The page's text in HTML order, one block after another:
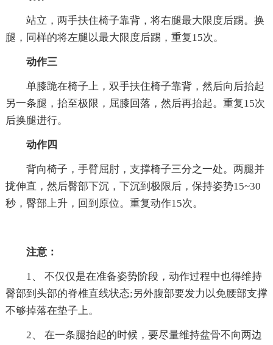
站立，两手扶住椅子靠背，将右腿最大限度后踢。换
腿，同样的将左腿以最大限度后踢，重复15次。
动作三
单膝跪在椅子上，双手扶住椅子靠背，然后向后抬起
另一条腿，抬至极限，屈膝回落，然后再抬起。重复15次
后换腿进行。
动作四
背向椅子，手臂屈肘，支撑椅子三分之一处。两腿并
拢伸直，然后臀部下沉，下沉到极限后，保持姿势15~30
秒，臀部上升，回到原位。重复动作15次。
注意：
1、 不仅仅是在准备姿势阶段，动作过程中也得维持
臀部到头部的脊椎直线状态;另外腹部要发力以免腰部支撑
不够掉落在垫子上。
2、 在一条腿抬起的时候，要尽量维持盆骨不向两边